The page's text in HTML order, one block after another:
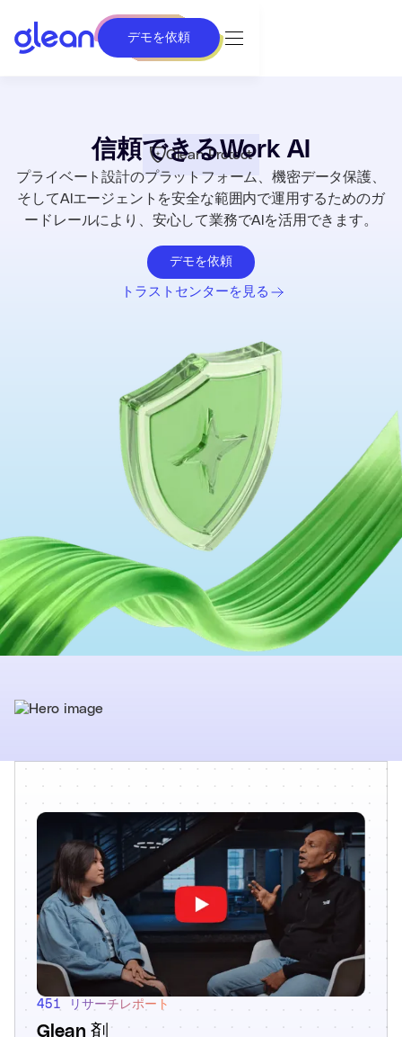
デモを依頼
Glean Protect
信頼できるWork AI
プライベート設計のプラットフォーム、機密データ保護、
そしてAIエージェントを安全な範囲内で運用するためのガ
ードレールにより、安心して業務でAIを活用できます。
デモを依頼
トラストセンターを見る
451 リサーチレポート
Glean 剤